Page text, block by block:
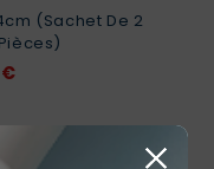
(sachet De 2